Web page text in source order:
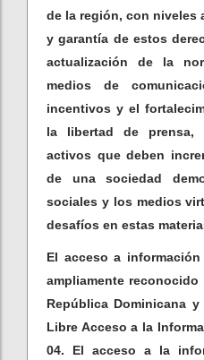
de la región, con niveles
y garantía de estos
actualización de la
medios de
incentivos y el
la libertad de prensa,
activos que deben
de una sociedad
sociales y los medios
desafíos en estas
El acceso a
ampliamente
República Dominicana
Libre Acceso a la
04. El acceso a la